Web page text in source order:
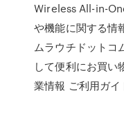
Wireless All-in-
や機能に関する情
ムラウチドットコ
して便利にお買い
業情報 ご利用ガイ